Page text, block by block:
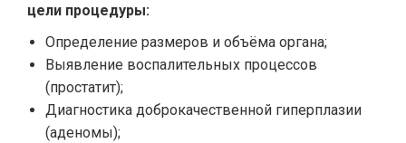
цели процедуры:
Определение размеров и объёма органа;
Выявление воспалительных процессов
(простатит);
Диагностика доброкачественной гиперплазии
(аденомы);